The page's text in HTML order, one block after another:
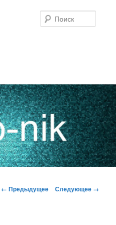
Навигация
← Предыдущее Следующее →